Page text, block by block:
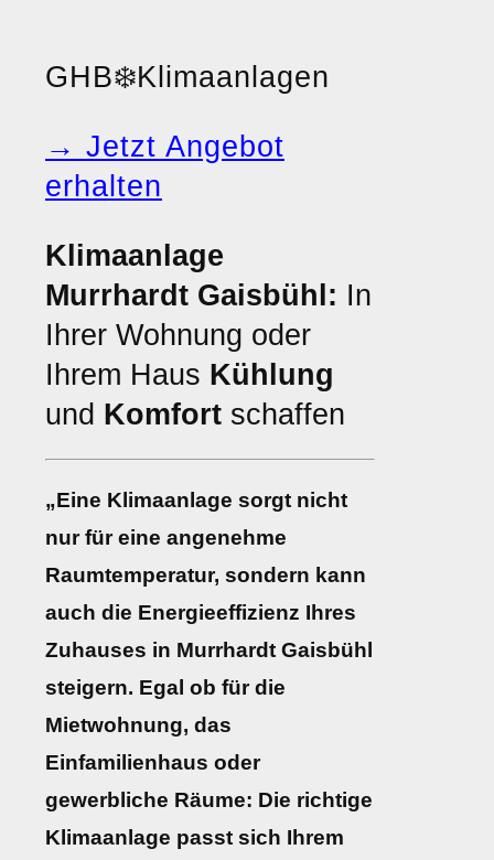
GHB❄️Klimaanlagen
→ Jetzt Angebot
erhalten
Klimaanlage
Murrhardt Gaisbühl: In
Ihrer Wohnung oder
Ihrem Haus Kühlung
und Komfort schaffen
„Eine Klimaanlage sorgt nicht
nur für eine angenehme
Raumtemperatur, sondern kann
auch die Energieeffizienz Ihres
Zuhauses in Murrhardt Gaisbühl
steigern. Egal ob für die
Mietwohnung, das
Einfamilienhaus oder
gewerbliche Räume: Die richtige
Klimaanlage passt sich Ihrem